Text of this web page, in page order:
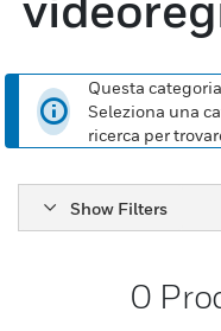
Questa
Seleziona una
ricerca per
Show Filters
0